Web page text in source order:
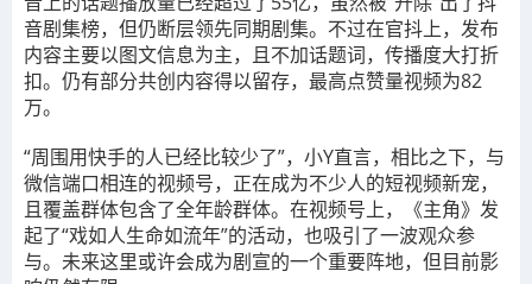
音剧集榜，但仍断层领先同期剧集。不过在官抖上，发布
内容主要以图文信息为主，且不加话题词，传播度大打折
扣。仍有部分共创内容得以留存，最高点赞量视频为82
万。
“周围用快手的人已经比较少了”，小Y直言，相比之下， 与
微信端口相连的视频号，正在成为不少人的短视频新宠，
且覆盖群体包含了全年龄群体。 在视频号上，《主角》发
起了“戏如人生命如流年”的活动，也吸引了一波观众参
与。未来这里或许会成为剧宣的一个重要阵地，但目前影